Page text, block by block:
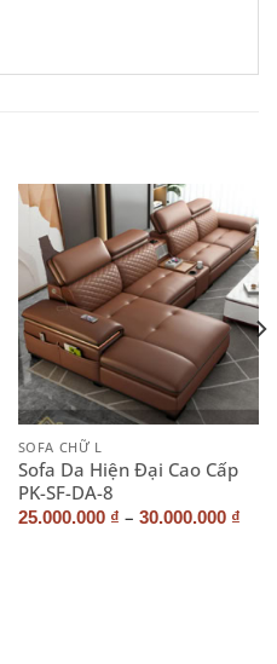
SOFA CHỮ L
Sofa Da Hiện Đại Cao Cấp
PK-SF-DA-8
25.000.000 ₫ – 30.000.000 ₫